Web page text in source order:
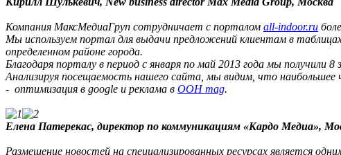
Компания МаксМедиаГруп сотрудничает с порталом all-indoor.ru
Мы используем портал для выдачи предложений клиентам в
определенном районе города.
Благодаря порталу в период с января по май 2013 года мы получили 8
Анализируя посещаемость нашего сайта, мы видим, что наибольшее
- оптимизация в google и реклама в OOH mag.
Елена Патерекас, директор по коммуникациям «Кардо Медиа»,
Размещение новостей на специализированных ресурсах является